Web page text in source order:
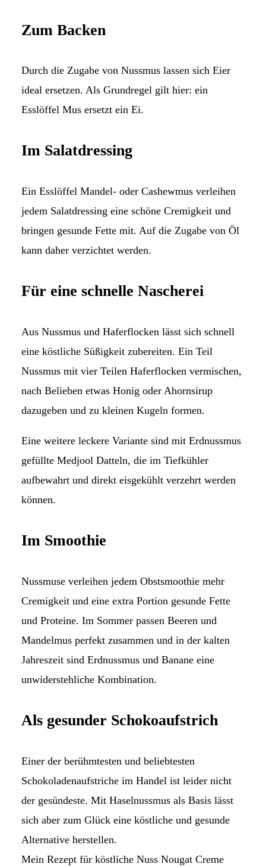
Zum Backen
Durch die Zugabe von Nussmus lassen sich Eier
ideal ersetzen. Als Grundregel gilt hier: ein
Esslöffel Mus ersetzt ein Ei.
Im Salatdressing
Ein Esslöffel Mandel- oder Cashewmus verleihen
jedem Salatdressing eine schöne Cremigkeit und
bringen gesunde Fette mit. Auf die Zugabe von Öl
kann daher verzichtet werden.
Für eine schnelle Nascherei
Aus Nussmus und Haferflocken lässt sich schnell
eine köstliche Süßigkeit zubereiten. Ein Teil
Nussmus mit vier Teilen Haferflocken vermischen,
nach Belieben etwas Honig oder Ahornsirup
dazugeben und zu kleinen Kugeln formen.
Eine weitere leckere Variante sind mit Erdnussmus
gefüllte Medjool Datteln, die im Tiefkühler
aufbewahrt und direkt eisgekühlt verzehrt werden
können.
Im Smoothie
Nussmuse verleihen jedem Obstsmoothie mehr
Cremigkeit und eine extra Portion gesunde Fette
und Proteine. Im Sommer passen Beeren und
Mandelmus perfekt zusammen und in der kalten
Jahreszeit sind Erdnussmus und Banane eine
unwiderstehliche Kombination.
Als gesunder Schokoaufstrich
Einer der berühmtesten und beliebtesten
Schokoladenaufstriche im Handel ist leider nicht
der gesündeste. Mit Haselnussmus als Basis lässt
sich aber zum Glück eine köstliche und gesunde
Alternative herstellen.
Mein Rezept für köstliche Nuss Nougat Creme